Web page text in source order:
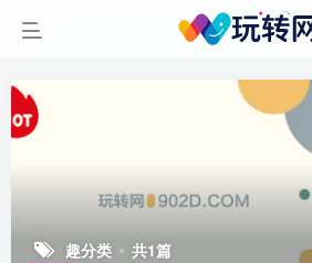
趣分类 共1篇